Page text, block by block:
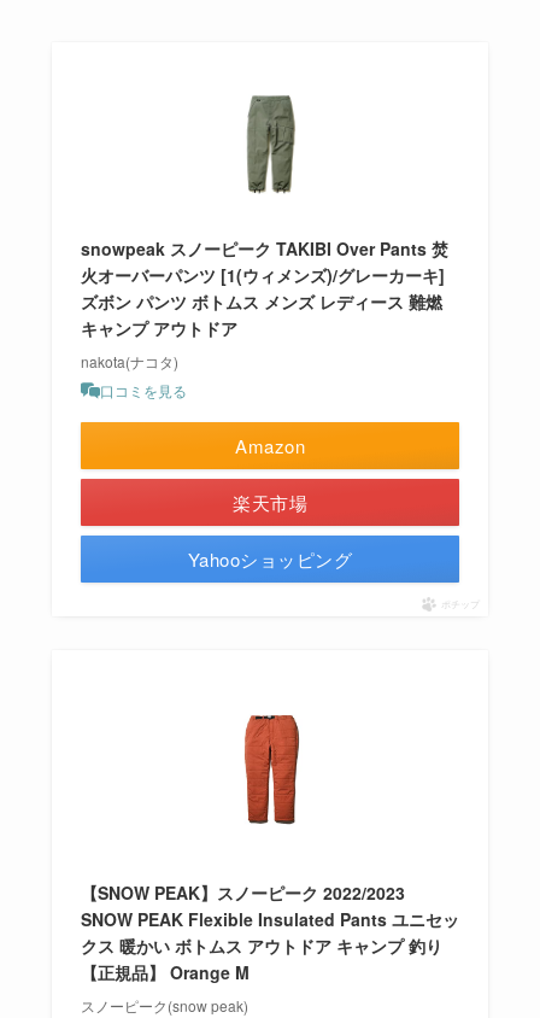
snowpeak スノーピーク TAKIBI Over Pants 焚
火オーバーパンツ [1(ウィメンズ)/グレーカーキ]
ズボン パンツ ボトムス メンズ レディース 難燃
キャンプ アウトドア
nakota(ナコタ)
口コミを見る
Amazon
楽天市場
Yahooショッピング
ポチップ
【SNOW PEAK】スノーピーク 2022/2023
SNOW PEAK Flexible Insulated Pants ユニセッ
クス 暖かい ボトムス アウトドア キャンプ 釣り
【正規品】 Orange M
スノーピーク(snow peak)